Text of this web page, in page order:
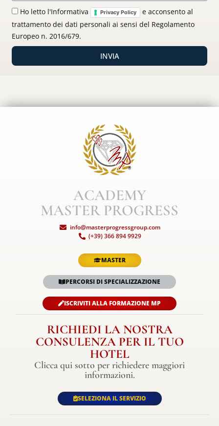
Ho letto l'Informativa Privacy Policy
e acconsento al
trattamento dei dati personali ai sensi del Regolamento
Europeo n. 2016/679.
INVIA
ACADEMY
MASTER PROGRESS
info@masterprogressgroup.com
(+39) 366 894 9929
MASTER
PERCORSI DI SPECIALIZZAZIONE
ISCRIVITI ALLA FORMAZIONE MP
RICHIEDI LA NOSTRA
CONSULENZA PER IL TUO
HOTEL
Clicca qui sotto per richiedere maggiori
informazioni.
SELEZIONA IL SERVIZIO